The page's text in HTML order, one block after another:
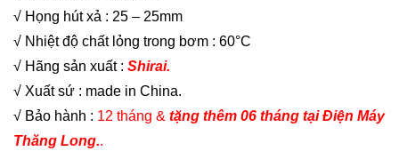
√ Họng hút xả : 25 – 25mm
√ Nhiệt độ chất lỏng trong bơm : 60°C
√ Hãng sản xuất : Shirai.
√ Xuất sứ : made in China.
√ Bảo hành : 12 tháng & tặng thêm 06 tháng tại Điện Máy
Thăng Long..